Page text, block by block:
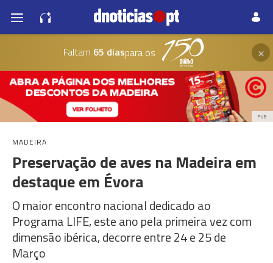
Faltam 65 diaspara os ×
PUB
MADEIRA
Preservação de aves na Madeira em
destaque em Évora
O maior encontro nacional dedicado ao
Programa LIFE, este ano pela primeira vez com
dimensão ibérica, decorre entre 24 e 25 de
Março